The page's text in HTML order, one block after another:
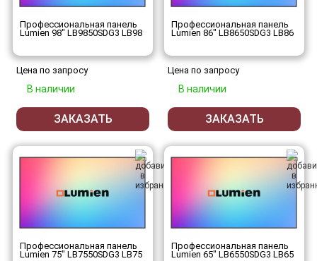
Профессиональная панель
Lumien 98" LB9850SDG3 LB98
Цена по запросу
В наличии
ЗАКАЗАТЬ
Профессиональная панель
Lumien 86" LB8650SDG3 LB86
Цена по запросу
В наличии
ЗАКАЗАТЬ
Профессиональная панель
Lumien 75" LB7550SDG3 LB75
Профессиональная панель
Lumien 65" LB6550SDG3 LB65